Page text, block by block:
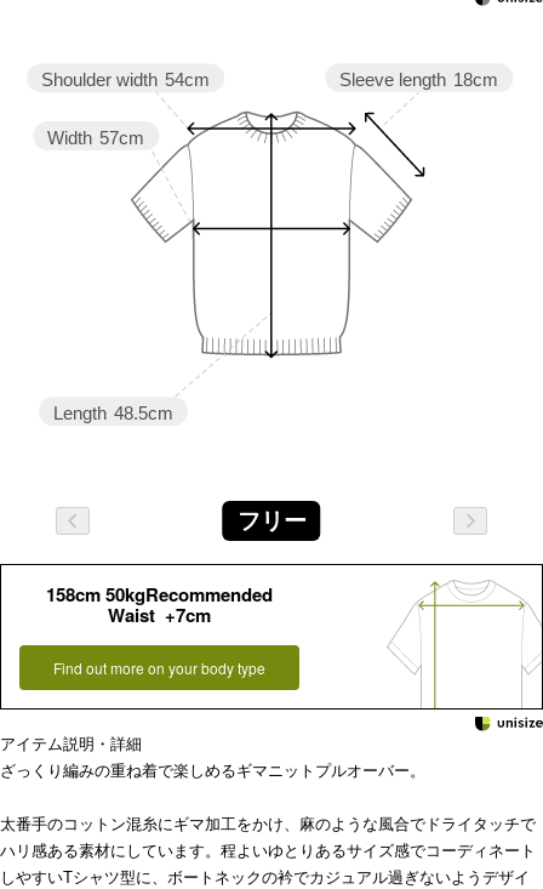
Sleeve length 18cm
Length 48.5cm
Width 57cm
Shoulder width 54cm
フリー
158cm 50kgRecommended
Waist +7cm
Find out more on your body type
アイテム説明・詳細
ざっくり編みの重ね着で楽しめるギマニットプルオーバー。
太番手のコットン混糸にギマ加工をかけ、麻のような風合でドライタッチで
ハリ感ある素材にしています。程よいゆとりあるサイズ感でコーディネート
しやすいTシャツ型に、ボートネックの衿でカジュアル過ぎないようデザイ